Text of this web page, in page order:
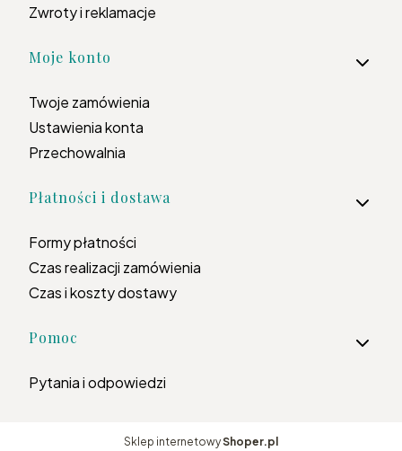
Zwroty i reklamacje
Moje konto
Twoje zamówienia
Ustawienia konta
Przechowalnia
Płatności i dostawa
Formy płatności
Czas realizacji zamówienia
Czas i koszty dostawy
Pomoc
Pytania i odpowiedzi
Sklep internetowyShoper.pl